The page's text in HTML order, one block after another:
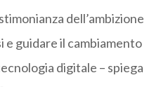
dell’ambizione
e guidare il cambiamento
digitale – spiega